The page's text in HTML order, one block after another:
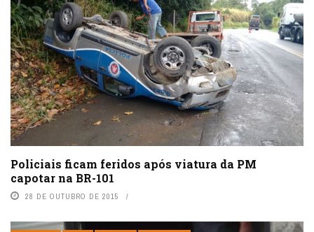
Policiais ficam feridos após viatura da PM
capotar na BR-101
28 DE OUTUBRO DE 2015